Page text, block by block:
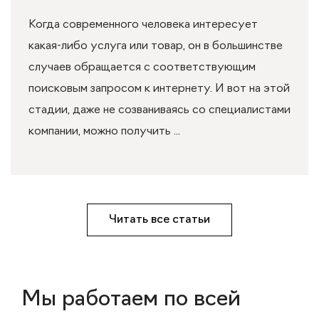
Когда современного человека интересует
какая-либо услуга или товар, он в большинстве
случаев обращается с соответствующим
поисковым запросом к интернету. И вот на этой
стадии, даже не созваниваясь со специалистами
компании, можно получить ...
Читать все статьи
Мы работаем по всей